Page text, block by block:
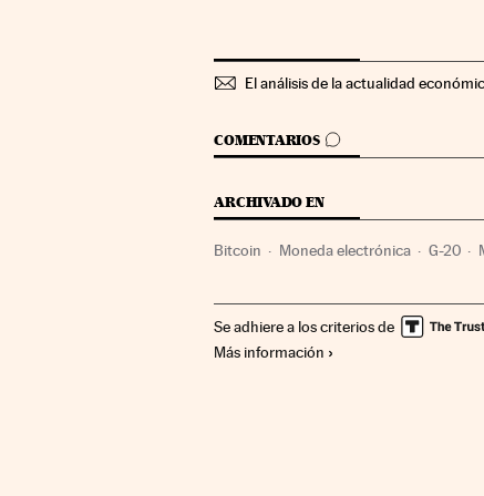
El análisis de la actualidad
COMENTARIOS
IR A LOS COMENTARIOS
ARCHIVADO EN
Bitcoin Moneda electrónica G-20
Comercio Organizaciones
Se adhiere a los criterios de
Más información